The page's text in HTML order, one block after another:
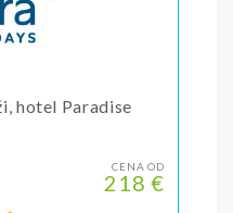
hotel Paradise
CENA OD
218 €